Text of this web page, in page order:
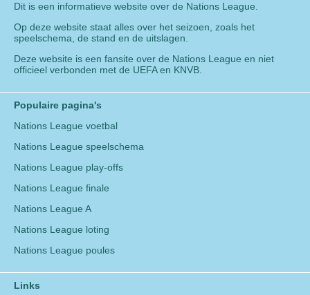
Dit is een informatieve website over de Nations League.
Op deze website staat alles over het seizoen, zoals het
speelschema, de stand en de uitslagen.
Deze website is een fansite over de Nations League en niet
officieel verbonden met de UEFA en KNVB.
Populaire pagina's
Nations League voetbal
Nations League speelschema
Nations League play-offs
Nations League finale
Nations League A
Nations League loting
Nations League poules
Links